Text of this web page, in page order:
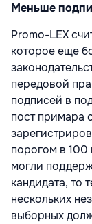
Меньше
Promo-LEX
которое еще
передовой
подписей в
пост примара
порогом в 100
могли
кандидата, то
нескольких
выборных